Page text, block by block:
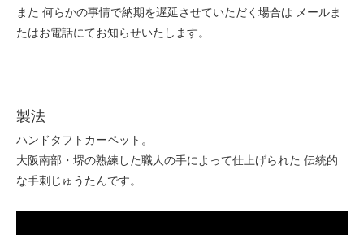
また 何らかの事情で納期を遅延させていただく場合は メールま
たはお電話にてお知らせいたします。
製法
ハンドタフトカーペット。
大阪南部・堺の熟練した職人の手によって仕上げられた 伝統的
な手刺じゅうたんです。